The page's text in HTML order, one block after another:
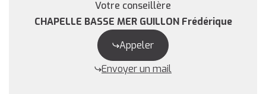
Votre conseillère
CHAPELLE BASSE MER GUILLON Frédérique
Appeler
Envoyer un mail